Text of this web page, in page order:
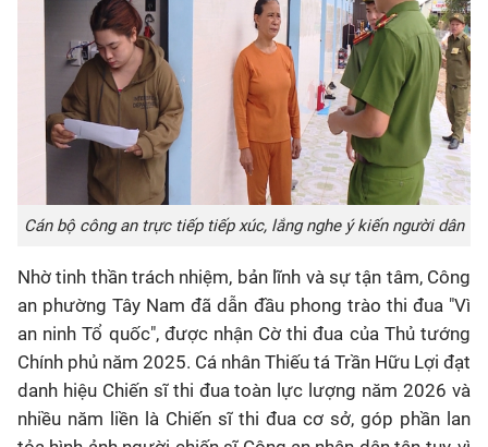
Cán bộ công an trực tiếp tiếp xúc, lắng nghe ý kiến người dân
Nhờ tinh thần trách nhiệm, bản lĩnh và sự tận tâm, Công
an phường Tây Nam đã dẫn đầu phong trào thi đua "Vì
an ninh Tổ quốc", được nhận Cờ thi đua của Thủ tướng
Chính phủ năm 2025. Cá nhân Thiếu tá Trần Hữu Lợi đạt
danh hiệu Chiến sĩ thi đua toàn lực lượng năm 2026 và
nhiều năm liền là Chiến sĩ thi đua cơ sở, góp phần lan